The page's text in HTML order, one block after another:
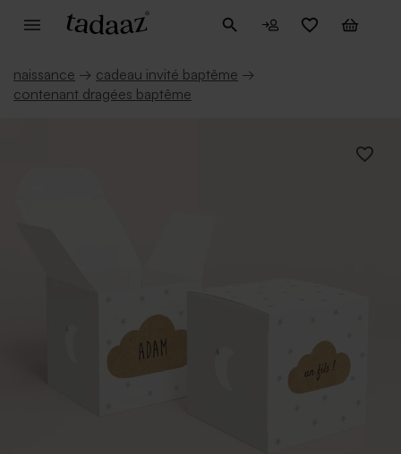
naissance → cadeau invité baptême →
contenant dragées baptême